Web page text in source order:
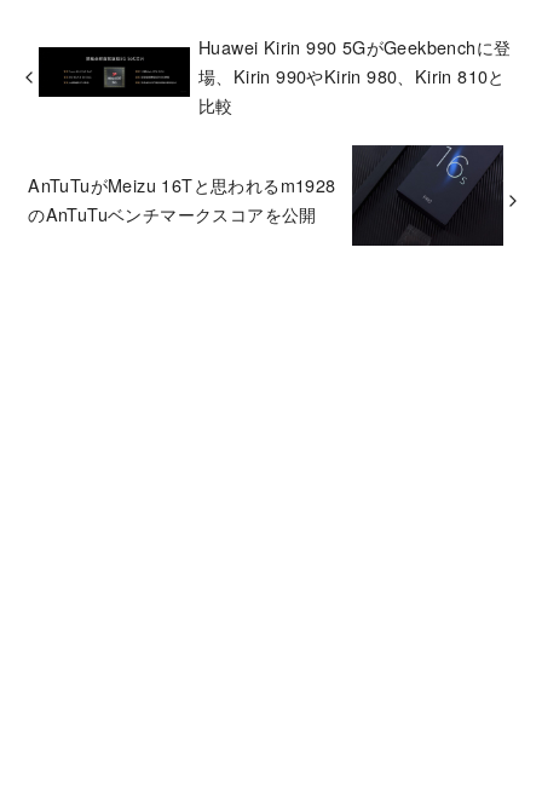
Huawei Kirin 990 5GがGeekbenchに登
場、Kirin 990やKirin 980、Kirin 810と
比較
AnTuTuがMeizu 16Tと思われるm1928
のAnTuTuベンチマークスコアを公開